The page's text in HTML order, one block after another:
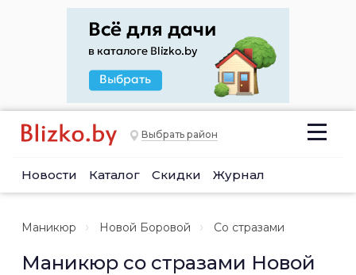
Выбрать район
Новости Каталог Скидки Журнал
Маникюр Новой Боровой Со стразами
Маникюр со стразами Новой